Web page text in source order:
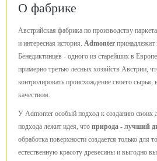
О фабрике
Австрийская фабрика по производству
и интересная история. Admonter принадлежит
Бенедиктинцев - одного из старейших в
примерно третью лесных хозяйств Австрии,
контролировать происхождение своего сырья,
качеством.
У Admonter особый подход к созданию своих
подхода лежит идея, что природа - лучший
обработка поверхности создается только для
естественную красоту древесины и выгодно